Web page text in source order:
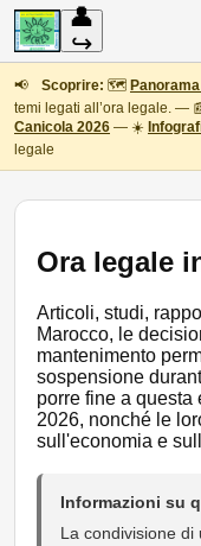
👤
↪
📢 Scoprire: 🗺️
temi legati all’ora legale. —
Canicola 2026 — ☀️
legale
Ora legale
Articoli, studi,
Marocco, le
mantenimento
sospensione
porre fine a questa
2026, nonché le
sull'economia e
Informazioni su
La condivisione